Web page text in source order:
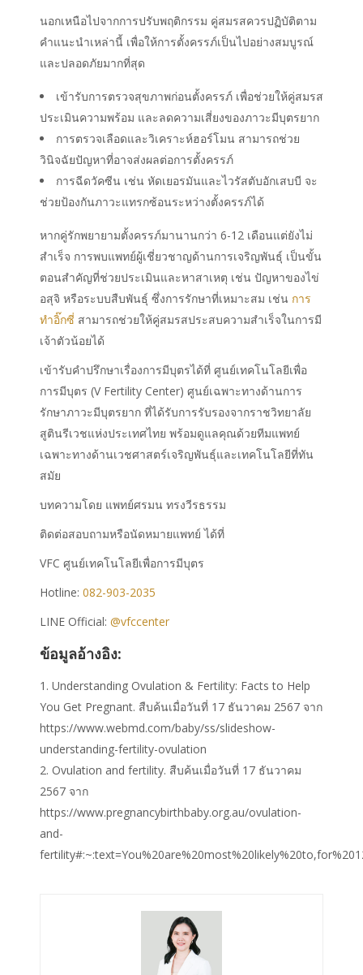
นอกเหนือไปจากการปรับพฤติกรรม คู่สมรสควรปฏิบัติตาม
คำแนะนำเหล่านี้ เพื่อให้การตั้งครรภ์เป็นไปอย่างสมบูรณ์
และปลอดภัยมากที่สุด
เข้ารับการตรวจสุขภาพก่อนตั้งครรภ์ เพื่อช่วยให้คู่สมรส
ประเมินความพร้อม และลดความเสี่ยงของภาวะมีบุตรยาก
การตรวจเลือดและวิเคราะห์ฮอร์โมน สามารถช่วย
วินิจฉัยปัญหาที่อาจส่งผลต่อการตั้งครรภ์
การฉีดวัคซีน เช่น หัดเยอรมันและไวรัสตับอักเสบบี จะ
ช่วยป้องกันภาวะแทรกซ้อนระหว่างตั้งครรภ์ได้
หากคู่รักพยายามตั้งครรภ์มานานกว่า 6-12 เดือนแต่ยังไม่
สำเร็จ การพบแพทย์ผู้เชี่ยวชาญด้านการเจริญพันธุ์ เป็นขั้น
ตอนสำคัญที่ช่วยประเมินและหาสาเหตุ เช่น ปัญหาของไข่
อสุจิ หรือระบบสืบพันธุ์ ซึ่งการรักษาที่เหมาะสม เช่น การ
ทำอิ๊กซี่ สามารถช่วยให้คู่สมรสประสบความสำเร็จในการมี
เจ้าตัวน้อยได้
เข้ารับคำปรึกษาเรื่องการมีบุตรได้ที่ ศูนย์เทคโนโลยีเพื่อ
การมีบุตร (V Fertility Center) ศูนย์เฉพาะทางด้านการ
รักษาภาวะมีบุตรยาก ที่ได้รับการรับรองจากราชวิทยาลัย
สูตินรีเวชแห่งประเทศไทย พร้อมดูแลคุณด้วยทีมแพทย์
เฉพาะทางด้านเวชศาสตร์เจริญพันธุ์และเทคโนโลยีที่ทัน
สมัย
บทความโดย แพทย์ศรมน ทรงวีรธรรม
ติดต่อสอบถามหรือนัดหมายแพทย์ ได้ที่
VFC ศูนย์เทคโนโลยีเพื่อการมีบุตร
Hotline: 082-903-2035
LINE Official: @vfccenter
ข้อมูลอ้างอิง:
Understanding Ovulation & Fertility: Facts to Help
You Get Pregnant. สืบค้นเมื่อวันที่ 17 ธันวาคม 2567 จาก
https://www.webmd.com/baby/ss/slideshow-
understanding-fertility-ovulation
Ovulation and fertility. สืบค้นเมื่อวันที่ 17 ธันวาคม
2567 จาก
https://www.pregnancybirthbaby.org.au/ovulation-
and-